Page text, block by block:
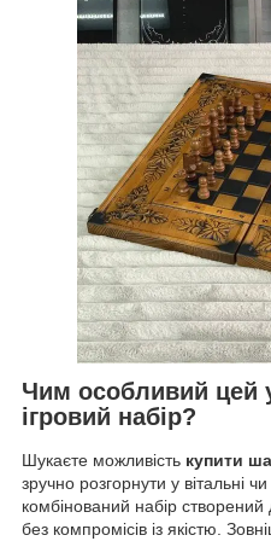
Чим особливий цей
ігровий набір?
Шукаєте можливість купити
зручно розгорнути у вітальні
комбінований набір створений
без компромісів із якістю.